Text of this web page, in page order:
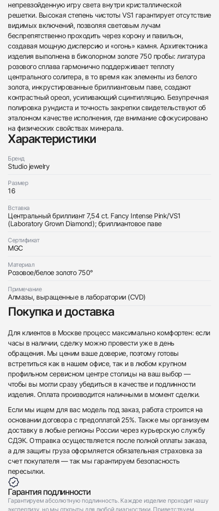
438
285
145
142
205
204
195
150
6
непревзойденную игру света внутри кристаллической
решетки. Высокая степень чистоты VS1 гарантирует отсутствие
видимых включений, позволяя световым лучам
беспрепятственно проходить через корону и павильон,
создавая мощную дисперсию и «огонь» камня. Архитектоника
изделия выполнена в биколорном золоте 750 пробы: лигатура
розового сплава гармонично поддерживает теплоту
центрального солитера, в то время как элементы из белого
золота, инкрустированные бриллиантовым паве, создают
контрастный ореол, усиливающий сцинтилляцию. Безупречная
полировка рундиста и точность закрепки свидетельствуют об
эталонном качестве исполнения, где внимание сфокусировано
на физических свойствах минерала.
Характеристики
Бренд
Studio jewelry
Размер
16
Вставка
Центральный бриллиант 7,54 сt. Fancy Intense Pink/VS1
(Laboratory Grown Diamond); бриллиантовое паве
Сертификат
MGC
Материал
Розовое/белое золото 750°
Примечание
Алмазы, выращенные в лаборатории (CVD)
Покупка и доставка
Для клиентов в Москве процесс максимально комфортен: если
часы в наличии, сделку можно провести уже в день
обращения. Мы ценим ваше доверие, поэтому готовы
встретиться как в нашем офисе, так и в любом крупном
профильном сервисном центре столицы на ваш выбор —
чтобы вы могли сразу убедиться в качестве и подлинности
изделия. Оплата производится наличными в момент сделки.
Если мы ищем для вас модель под заказ, работа строится на
основании договора с предоплатой 25%. Также мы организуем
доставку в любые регионы России через курьерскую службу
СДЭК. Отправка осуществляется после полной оплаты заказа,
а для защиты груза оформляется обязательная страховка за
счет покупателя — так мы гарантируем безопасность
пересылки.
Гарантия подлинности
Гарантируем абсолютную подлинность. Каждое изделие проходит нашу
экспертизу, но мы открыты для любой диагностики. Приветствуем
Оставьте ваши контактные данные и мы свяжемся
с вами
Studio jewelry
Отправить заявку
Трейд-ин часов
с вами
Studio jewelry
Кольцо 7,54 ct. Fancy Intense Pink/VS1 Laboratory
Grown Diamond
Приложите фото ваших часов…
Отправить заявку